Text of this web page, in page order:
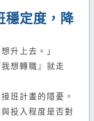
穩定度，降
升上去。」
想轉職』就走
班計畫的隱憂。
投入程度是否對